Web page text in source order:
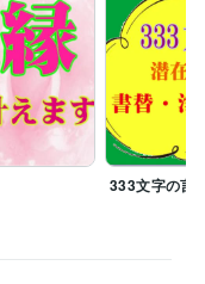
333文字の言